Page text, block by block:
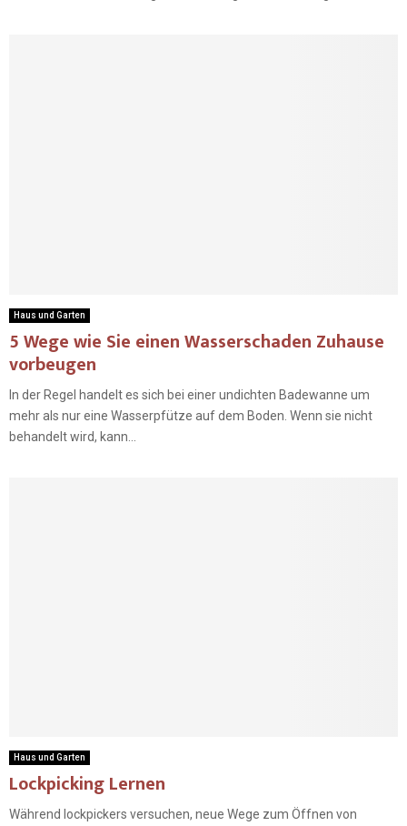
Haus und Garten
5 Wege wie Sie einen Wasserschaden Zuhause
vorbeugen
In der Regel handelt es sich bei einer undichten Badewanne um
mehr als nur eine Wasserpfütze auf dem Boden. Wenn sie nicht
behandelt wird, kann...
Haus und Garten
Lockpicking Lernen
Während lockpickers versuchen, neue Wege zum Öffnen von